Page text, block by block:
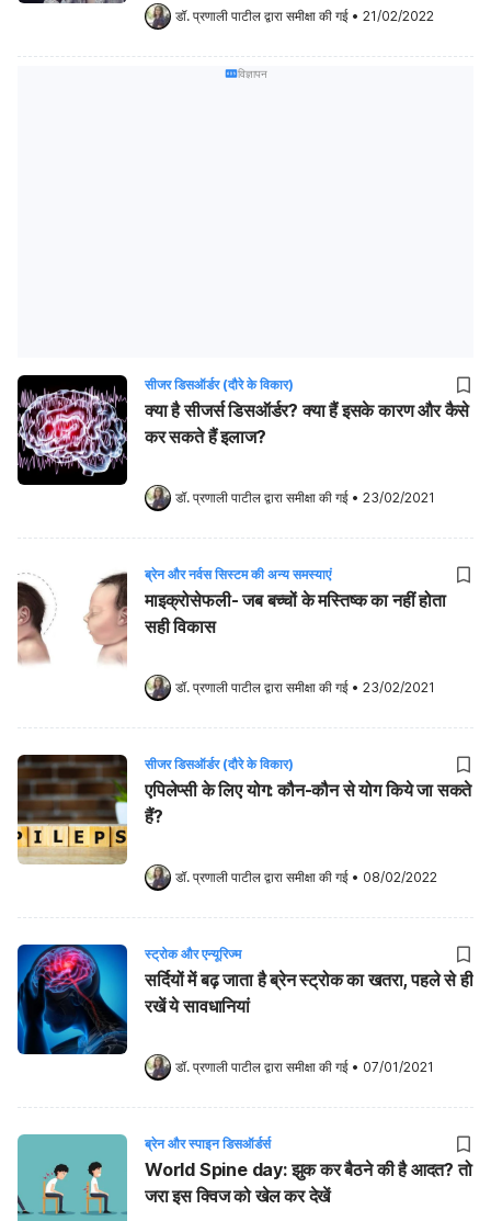
डॉ. प्रणाली पाटील द्वारा समीक्षा की गई • 21/02/2022
विज्ञापन
सीजर डिसऑर्डर (दौरे के विकार)
क्या है सीजर्स डिसऑर्डर? क्या हैं इसके कारण और कैसे
कर सकते हैं इलाज?
डॉ. प्रणाली पाटील द्वारा समीक्षा की गई • 23/02/2021
ब्रेन और नर्वस सिस्टम की अन्य समस्याएं
माइक्रोसेफली- जब बच्चों के मस्तिष्क का नहीं होता
सही विकास
डॉ. प्रणाली पाटील द्वारा समीक्षा की गई • 23/02/2021
सीजर डिसऑर्डर (दौरे के विकार)
एपिलेप्सी के लिए योग: कौन-कौन से योग किये जा सकते
हैं?
डॉ. प्रणाली पाटील द्वारा समीक्षा की गई • 08/02/2022
स्ट्रोक और एन्यूरिज्म
सर्दियों में बढ़ जाता है ब्रेन स्ट्रोक का खतरा, पहले से ही
रखें ये सावधानियां
डॉ. प्रणाली पाटील द्वारा समीक्षा की गई • 07/01/2021
ब्रेन और स्पाइन डिसऑर्डर्स
World Spine day: झुक कर बैठने की है आदत? तो
जरा इस क्विज को खेल कर देखें